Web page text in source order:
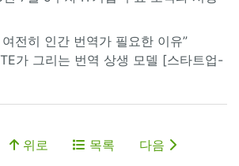
전히 인간 번역가 필요한 이유”
가 그리는 번역 상생 모델 [스타트업-
위로 목록 다음